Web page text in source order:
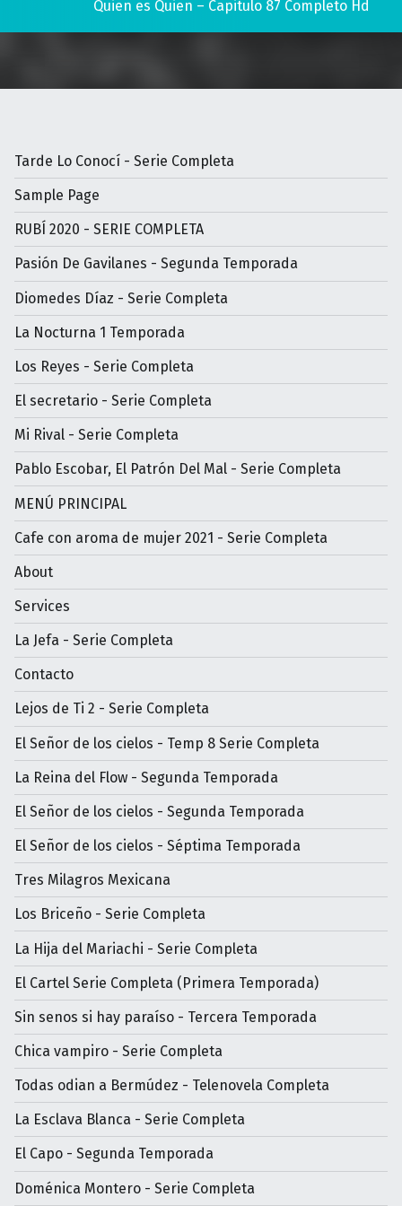
Quien es Quien – Capitulo 87 Completo Hd
Tarde Lo Conocí - Serie Completa
Sample Page
RUBÍ 2020 - SERIE COMPLETA
Pasión De Gavilanes - Segunda Temporada
Diomedes Díaz - Serie Completa
La Nocturna 1 Temporada
Los Reyes - Serie Completa
El secretario - Serie Completa
Mi Rival - Serie Completa
Pablo Escobar, El Patrón Del Mal - Serie Completa
MENÚ PRINCIPAL
Cafe con aroma de mujer 2021 - Serie Completa
About
Services
La Jefa - Serie Completa
Contacto
Lejos de Ti 2 - Serie Completa
El Señor de los cielos - Temp 8 Serie Completa
La Reina del Flow - Segunda Temporada
El Señor de los cielos - Segunda Temporada
El Señor de los cielos - Séptima Temporada
Tres Milagros Mexicana
Los Briceño - Serie Completa
La Hija del Mariachi - Serie Completa
El Cartel Serie Completa (Primera Temporada)
Sin senos si hay paraíso - Tercera Temporada
Chica vampiro - Serie Completa
Todas odian a Bermúdez - Telenovela Completa
La Esclava Blanca - Serie Completa
El Capo - Segunda Temporada
Doménica Montero - Serie Completa